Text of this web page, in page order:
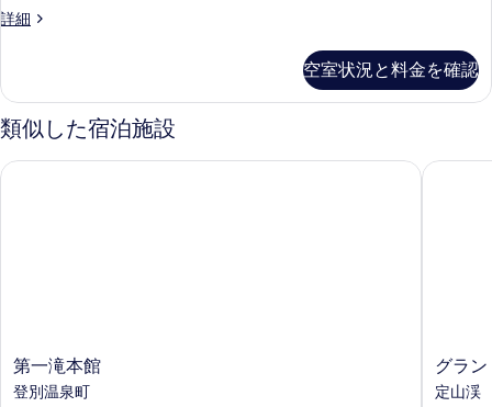
す
の
写
真
の
員）
煙
の
す
べ
示
す
詳細
特
名
定
員）
煙
空室状況と料金を確認
類似した宿泊施設
第
一
滝
第一滝本館
登別温泉町
第一滝本館
グ
ラ
ン
グラ
定山渓
グラン